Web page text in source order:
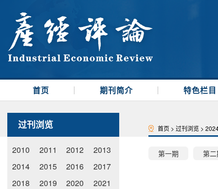
首页 期刊简介 特色栏目
过刊浏览
2010 2011 2012
2013
2014
2015 2016
2017
2018
2019 2020
2021
首页 > 过刊浏览 >
第一期 第